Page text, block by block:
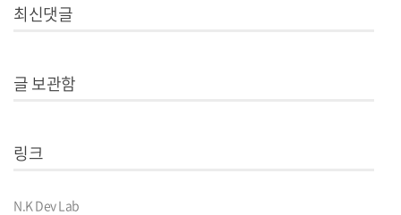
최신댓글
글 보관함
링크
N.K Dev Lab